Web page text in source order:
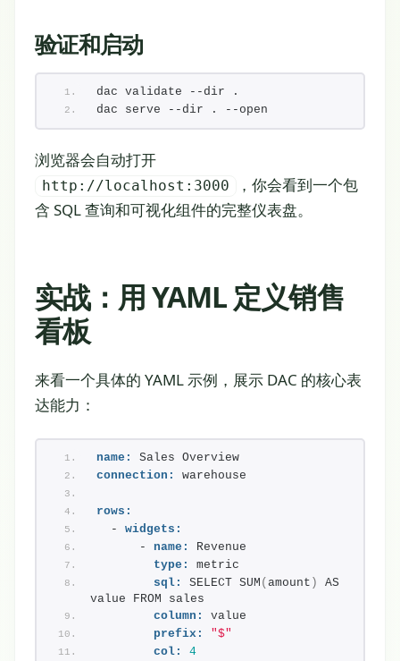
验证和启动
dac validate --dir .
dac serve --dir . --open
浏览器会自动打开
http://localhost:3000
，你会看到一个包
含 SQL 查询和可视化组件的完整仪表盘。
实战：用 YAML 定义销售
看板
来看一个具体的 YAML 示例，展示 DAC 的核心表
达能力：
name:
Sales Overview
connection:
warehouse
rows:
  -
widgets:
      -
name:
Revenue
type:
metric
sql:
SELECT SUM ( amount )
AS
value FROM sales
column:
value
prefix:
"$"
col:
4